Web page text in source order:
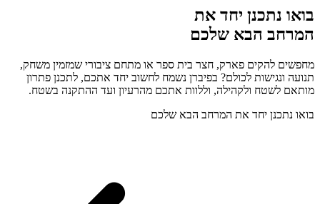
בואו נתכנן יחד את
המרחב הבא שלכם
מחפשים להקים פארק, חצר בית ספר או מתחם ציבורי שמזמין משחק,
תנועה ונגישות לכולם? בפיברן נשמח לחשוב יחד אתכם, לתכנן פתרון
מותאם לשטח ולקהילה, וללוות אתכם מהרעיון ועד ההתקנה בשטח.
בואו נתכנן יחד את המרחב הבא שלכם